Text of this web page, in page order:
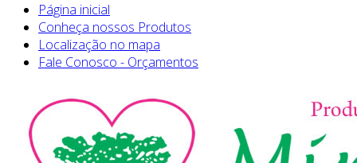
Página inicial
Conheça nossos Produtos
Localização no mapa
Fale Conosco - Orçamentos